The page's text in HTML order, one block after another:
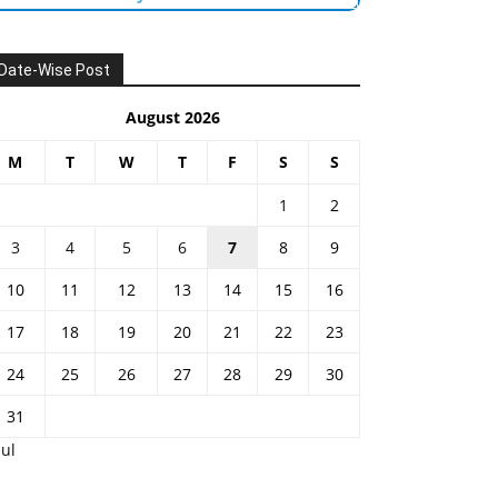
Wise Post
August 2026
M T W T F S S
1
2
3
4 5 6 7 8
9
10
11 12 13 14 15
16
17
18 19 20 21 22
23
24
25 26 27 28 29
30
31